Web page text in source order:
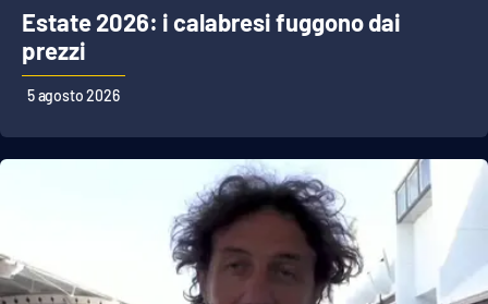
Estate 2026: i calabresi fuggono dai
prezzi
5 agosto 2026